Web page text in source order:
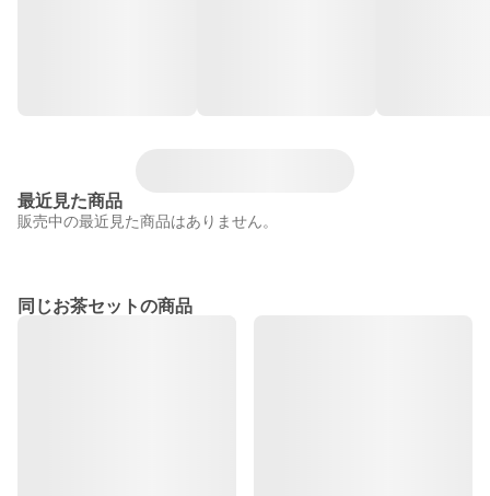
最近見た商品
販売中の最近見た商品はありません。
同じお茶セットの商品